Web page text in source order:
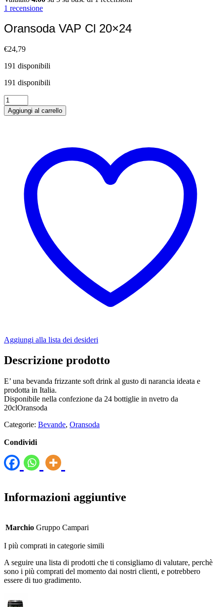
1 recensione
Oransoda VAP Cl 20×24
€24,79
191 disponibili
191 disponibili
Oransoda
VAP
Cl
Aggiungi al carrello
Aggiungi alla lista dei desideri
Descrizione prodotto
E’ una bevanda frizzante soft drink al gusto di narancia ideata e
prodotta in Italia.
Disponibile nella confezione da 24 bottiglie in nvetro da
20clOransoda
Categorie: Bevande, Oransoda
Condividi
Informazioni aggiuntive
Marchio Gruppo Campari
I più comprati in categorie simili
A seguire una lista di prodotti che ti consigliamo di valutare, perchè
sono i più comprati del momento dai nostri clienti, e potrebbero
essere di tuo gradimento.